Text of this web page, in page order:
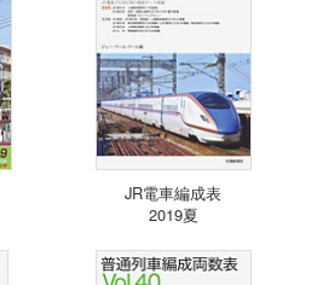
JR電車編成表
2019夏